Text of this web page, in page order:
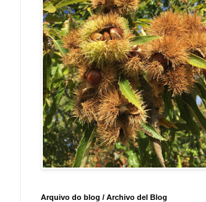
Arquivo do blog / Archivo del Blog